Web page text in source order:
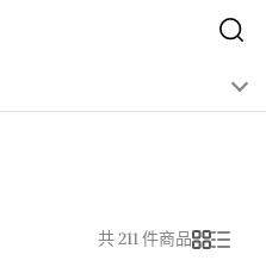
共 211 件商品